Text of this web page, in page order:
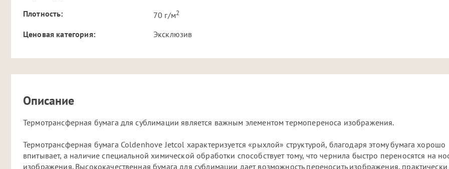
Плотность:
70 г/м2
Ценовая категория: Эксклюзив
Описание
Термотрансферная бумага для сублимации является важным элементом термопереноса изображения.
Термотрансферная бумага Coldenhove Jetcol характеризуется «рыхлой» структурой, благодаря этому бумага хорошо
впитывает, а наличие специальной химической обработки способствует тому, что чернила быстро переносятся на
изображения. Высококачественная бумага для сублимации дает возможность переносить изображения, практически